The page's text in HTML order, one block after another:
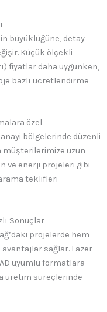
büyüklüğüne, detay
Küçük ölçekli
fiyatlar daha uygunken,
bazlı ücretlendirme
özel
bölgelerinde düzenli
uzun
ve enerji projeleri gibi
teklifleri
Sonuçlar
projelerde hem
avantajlar sağlar. Lazer
uyumlu formatlara
üretim süreçlerinde